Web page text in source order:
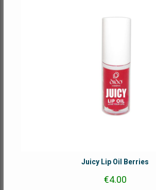
Juicy Lip Oil Berries
€4.00